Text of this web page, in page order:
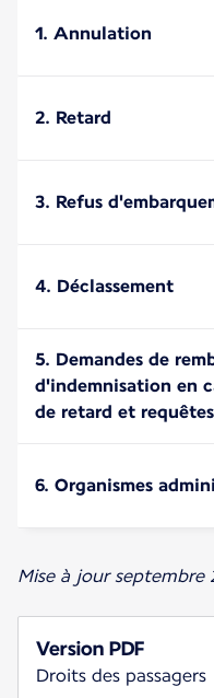
1. Annulation
2. Retard
3. Refus
4. Déclassement
5. Demandes de
d'indemnisation en
de retard et
6. Organismes
Mise à jour septembre
Version PDF
Droits des passagers